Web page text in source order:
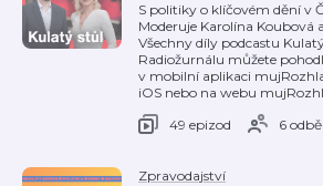
S politiky o klíčovém dění v
Moderuje Karolína Koubová
Všechny díly podcastu
Radiožurnálu můžete
v mobilní aplikaci
iOS nebo na webu
49 epizod
6
Zpravodajství